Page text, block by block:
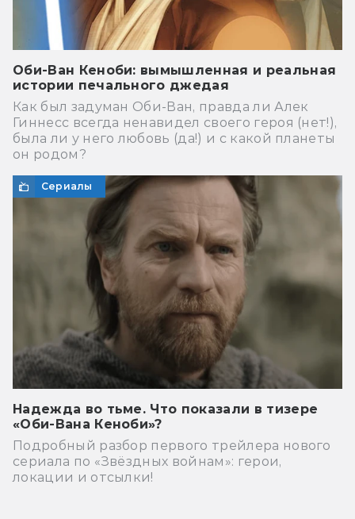
Оби-Ван Кеноби: вымышленная и реальная
истории печального джедая
Как был задуман Оби-Ван, правда ли Алек
Гиннесс всегда ненавидел своего героя (нет!),
была ли у него любовь (да!) и с какой планеты
он родом?
Сериалы
Надежда во тьме. Что показали в тизере
«Оби-Вана Кеноби»?
Подробный разбор первого трейлера нового
сериала по «Звёздных войнам»: герои,
локации и отсылки!